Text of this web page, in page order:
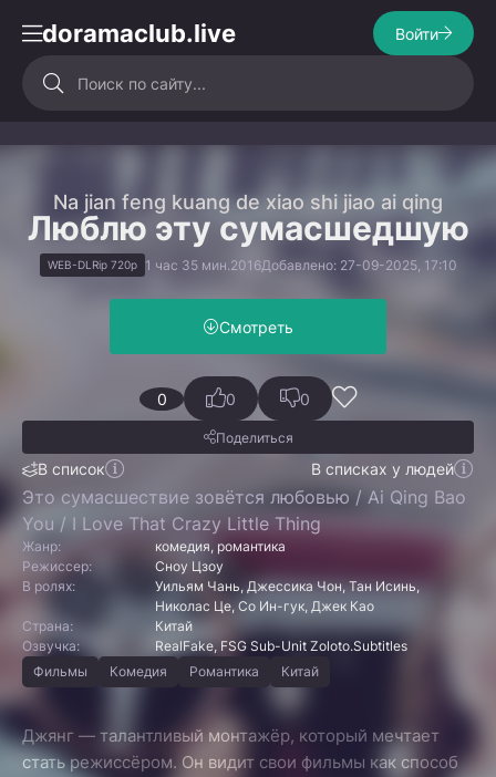
doramaclub.live Войти
Na jian feng kuang de xiao shi jiao ai qing
Люблю эту сумасшедшую
WEB-DLRip 720p 1 час 35 мин. 2016Добавлено: 27-09-2025, 17:10
Смотреть
0
В список В списках у людей
0 0
Поделиться
Это сумасшествие зовётся любовью / Ai Qing Bao
You / I Love That Crazy Little Thing
Жанр:
комедия, романтика
Режиссер:
Сноу Цзоу
В ролях:
Уильям Чань, Джессика Чон, Тан Исинь,
Николас Це, Со Ин-гук, Джек Као
Страна:
Китай
Озвучка:
RealFake, FSG Sub-Unit Zoloto.Subtitles
Фильмы
Комедия Романтика Китай
Джянг — талантливый монтажёр, который мечтает
стать режиссёром. Он видит свои фильмы как способ